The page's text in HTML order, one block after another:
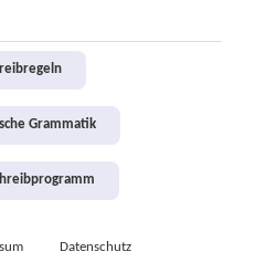
Grammatik
Datenschutz